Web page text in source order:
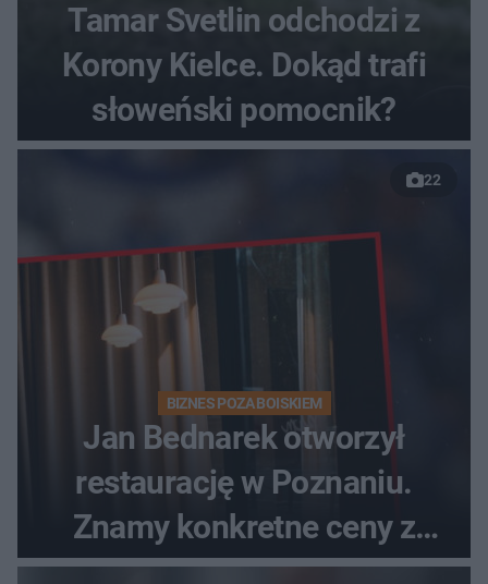
Tamar Svetlin odchodzi z
Korony Kielce. Dokąd trafi
słoweński pomocnik?
22
BIZNES POZA BOISKIEM
Jan Bednarek otworzył
restaurację w Poznaniu.
Znamy konkretne ceny z
menu